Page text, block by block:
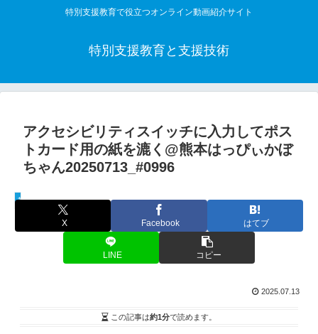
特別支援教育で役立つオンライン動画紹介サイト
特別支援教育と支援技術
アクセシビリティスイッチに入力してポス
トカード用の紙を漉く@熊本はっぴぃかぼ
ちゃん20250713_#0996
教材活用動画
X Facebook はてブ
LINE コピー
2025.07.13
この記事は約1分で読めます。